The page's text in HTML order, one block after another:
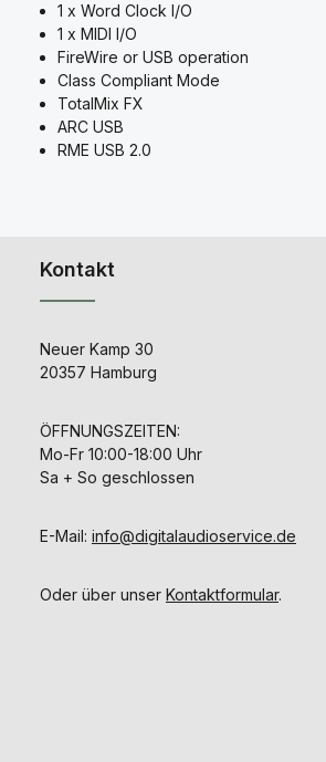
1 x Word Clock I/O
1 x MIDI I/O
FireWire or USB operation
Class Compliant Mode
TotalMix FX
ARC USB
RME USB 2.0
Kontakt
Neuer Kamp 30
20357 Hamburg
ÖFFNUNGSZEITEN:
Mo-Fr 10:00-18:00 Uhr
Sa + So geschlossen
E-Mail: info@digitalaudioservice.de
Oder über unser Kontaktformular.